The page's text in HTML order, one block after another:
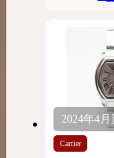
2024年4月
Cartier